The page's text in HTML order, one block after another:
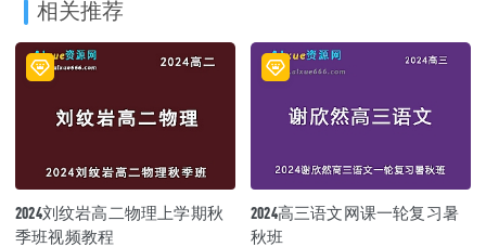
相关推荐
2024刘纹岩高二物理上学期秋
季班视频教程
2024高三语文网课一轮复习暑
秋班